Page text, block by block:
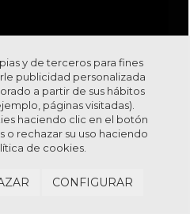
y de terceros para fines
publicidad personalizada
a partir de sus hábitos
páginas visitadas).
haciendo clic en el botón
o rechazar su uso haciendo
de cookies.
CONFIGURAR